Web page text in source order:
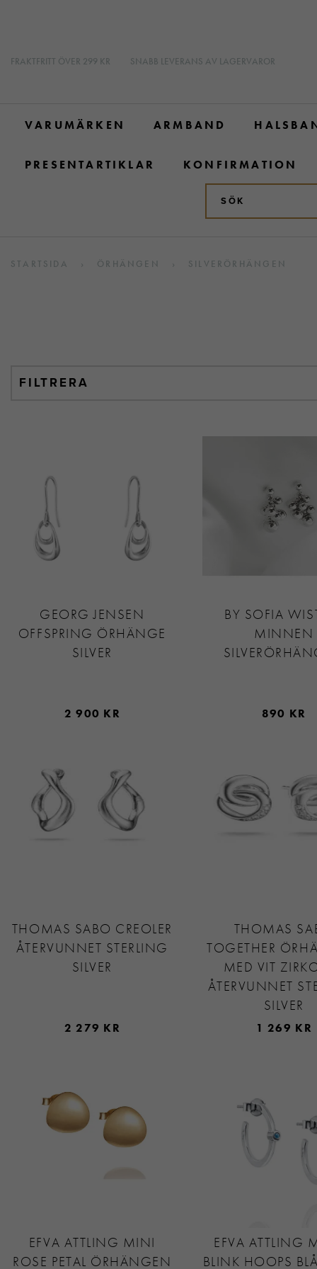
FRAKTFRITT ÖVER 299 KR SNABB LEVERANS AV LAGERVAROR
VARUMÄRKEN ARMBAND
PRESENTARTIKLAR KONFIRMATION
STARTSIDA › ÖRHÄNGEN › SILVERÖRHÄNGEN
FILTRERA
GEORG JENSEN
OFFSPRING ÖRHÄNGE
SILVER
2 900 KR
BY SOFIA
MINNEN
890 KR
THOMAS SABO CREOLER
ÅTERVUNNET STERLING
SILVER
2 279 KR
THOMAS
TOGETHER
MED VIT
ÅTERVUNNET
SILVER
1 269 KR
EFVA ATTLING MINI
ROSE PETAL ÖRHÄNGEN
EFVA ATTLING
BLINK HOOPS